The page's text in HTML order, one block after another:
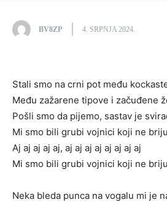
BV8ZP 4. SRPNJA 2024.
Stali smo na crni pot među
Među zažarene tipove i začuđene
Pošli smo da pijemo, sastav je
Mi smo bili grubi vojnici koji ne
Aj aj aj aj aj, aj aj aj aj aj aj aj aj
Mi smo bili grubi vojnici koji ne
Neka bleda punca na vogalu mi je